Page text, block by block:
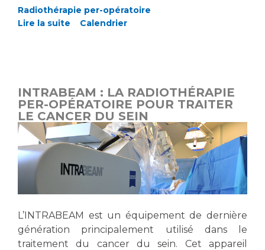
Radiothérapie per-opératoire
Lire la suite
Calendrier
INTRABEAM : LA RADIOTHÉRAPIE
PER-OPÉRATOIRE POUR TRAITER
LE CANCER DU SEIN
L’INTRABEAM est un équipement de dernière
génération principalement utilisé dans le
traitement du cancer du sein. Cet appareil